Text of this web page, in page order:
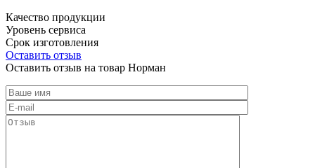
Качество продукции
Уровень сервиса
Срок изготовления
Оставить отзыв
Оставить отзыв на товар Норман